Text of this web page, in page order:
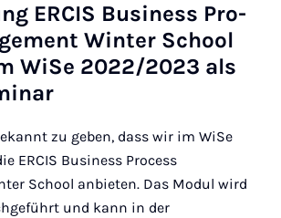
ER­CIS Busi­ness Pro­
Winter School
WiSe 2022/2023 als
zu geben, dass wir im WiSe
ERCIS Business Process
School anbieten. Das Modul wird
und kann in der